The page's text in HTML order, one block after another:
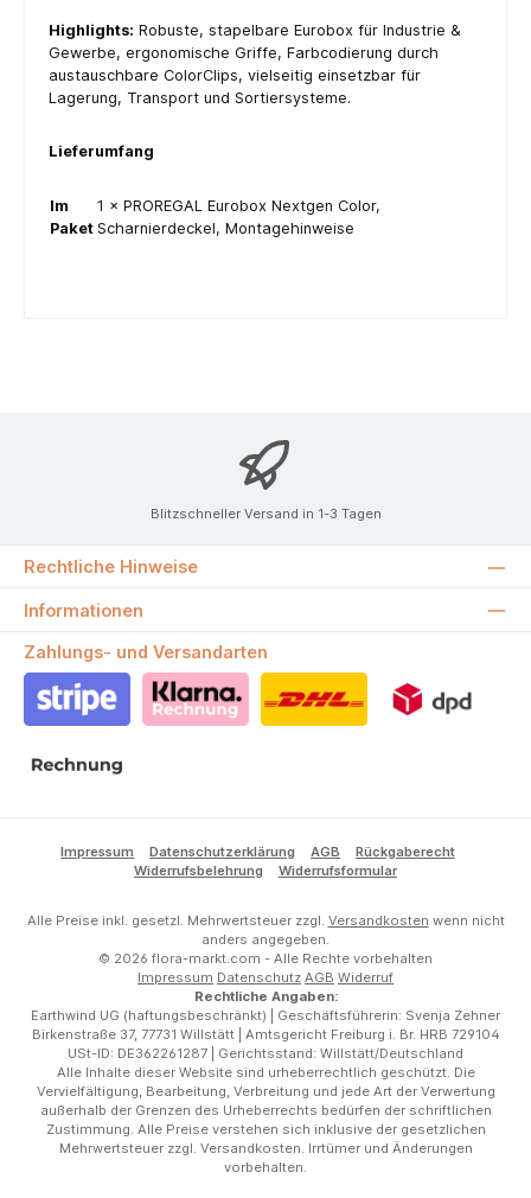
Highlights: Robuste, stapelbare Eurobox für Industrie &
Gewerbe, ergonomische Griffe, Farbcodierung durch
austauschbare ColorClips, vielseitig einsetzbar für
Lagerung, Transport und Sortiersysteme.
Lieferumfang
Im
Paket
1 × PROREGAL Eurobox Nextgen Color,
Scharnierdeckel, Montagehinweise
Blitzschneller Versand in 1-3 Tagen
Rechtliche Hinweise
Informationen
Zahlungs- und Versandarten
Impressum Datenschutzerklärung AGB
Rückgaberecht
Widerrufsbelehrung
Widerrufsformular
Alle Preise inkl. gesetzl. Mehrwertsteuer zzgl. Versandkosten wenn nicht
anders angegeben.
© 2026 flora-markt.com - Alle Rechte vorbehalten
Impressum Datenschutz AGB Widerruf
Rechtliche Angaben:
Earthwind UG (haftungsbeschränkt) | Geschäftsführerin: Svenja Zehner
Birkenstraße 37, 77731 Willstätt | Amtsgericht Freiburg i. Br. HRB 729104
USt-ID: DE362261287 | Gerichtsstand: Willstätt/Deutschland
Alle Inhalte dieser Website sind urheberrechtlich geschützt. Die
Vervielfältigung, Bearbeitung, Verbreitung und jede Art der Verwertung
außerhalb der Grenzen des Urheberrechts bedürfen der schriftlichen
Zustimmung. Alle Preise verstehen sich inklusive der gesetzlichen
Mehrwertsteuer zzgl. Versandkosten. Irrtümer und Änderungen
vorbehalten.